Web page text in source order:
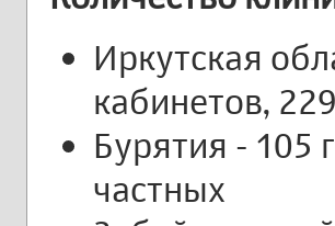
Иркутская
кабинетов,
Бурятия - 105
частных